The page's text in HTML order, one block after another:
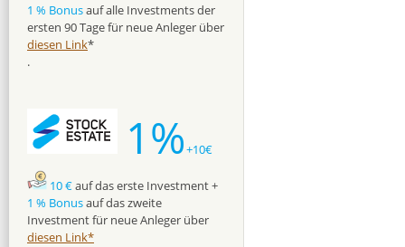
1 % Bonusauf alle Investments der
ersten 90 Tage für neue Anleger über
diesen Link*
.
1%+10€
10 €auf das erste Investment +
1 % Bonusauf das zweite
Investment für neue Anleger über
diesen Link*